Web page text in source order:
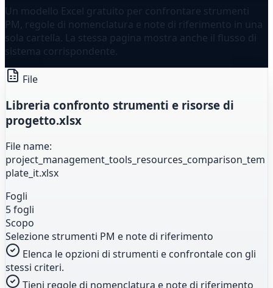
Un modello Excel gratuito per confrontare strumenti
PM, regole di nomenclatura e note di riferimento in una
sola cartella. La stessa pagina mostra anche il flusso di
sistema corrispondente.
File
Libreria confronto strumenti e risorse di
progetto.xlsx
File name:
project_management_tools_resources_comparison_tem
plate_it.xlsx
Fogli
5 fogli
Scopo
Selezione strumenti PM e note di riferimento
Elenca le opzioni di strumenti e confrontale con gli
stessi criteri.
Tieni regole di nomenclatura e note di riferimento